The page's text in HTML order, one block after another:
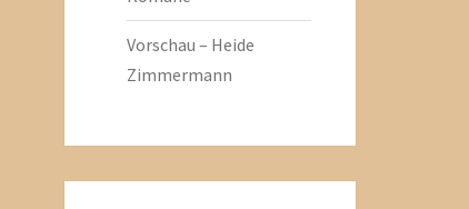
Vorschau – Heide
Zimmermann